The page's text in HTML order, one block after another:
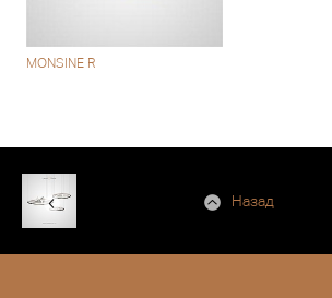
MONSINE R
Назад